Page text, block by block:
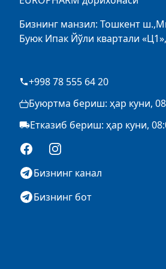
Бизнинг манзил: Тошкент
Буюк Ипак Йўли квартали
+998 78 555 64 20
Буюртма бериш: ҳар куни,
Етказиб бериш: ҳар куни,
FacebookInstagram
Бизнинг канал
Бизнинг бот